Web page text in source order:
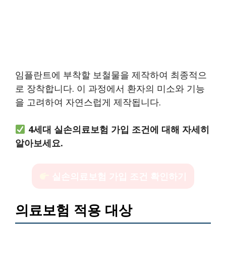
임플란트에 부착할 보철물을 제작하여 최종적으
로 장착합니다. 이 과정에서 환자의 미소와 기능
을 고려하여 자연스럽게 제작됩니다.
4세대 실손의료보험 가입 조건에 대해 자세히
알아보세요.
의료보험 적용 대상